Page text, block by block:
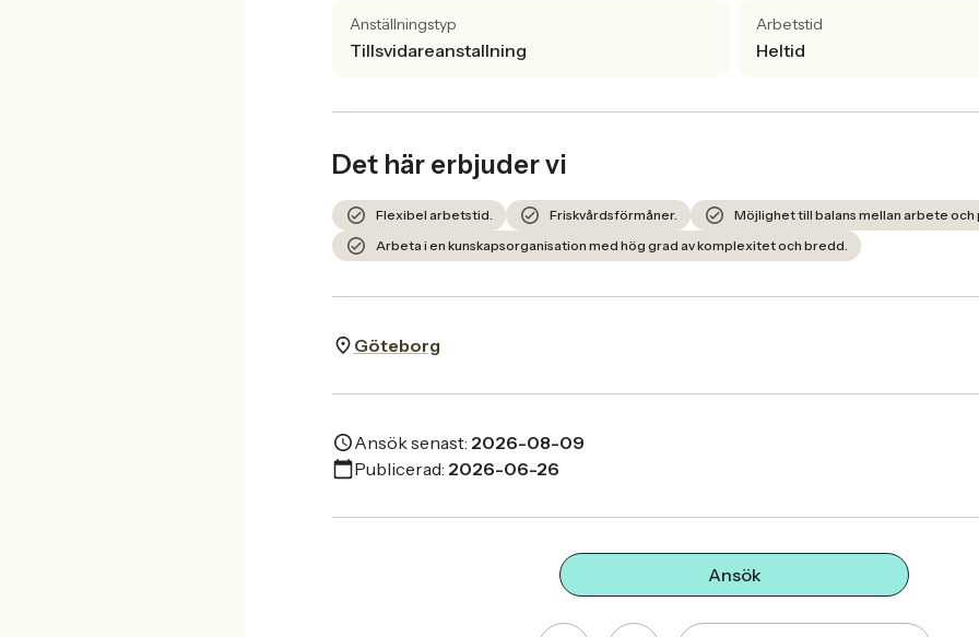
Anställningstyp
Tillsvidareanstallning
Arbetstid
Heltid
Det här erbjuder vi
Flexibel arbetstid. Friskvårdsförmåner.
Möjlighet till balans mellan arbete och
Arbeta i en kunskapsorganisation med hög grad av komplexitet och bredd.
Göteborg
Ansök senast: 2026-08-09
Publicerad: 2026-06-26
Ansök